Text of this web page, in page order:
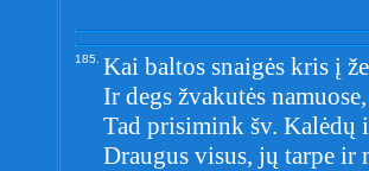
185. Kai baltos snaigės kris į
Ir degs žvakutės namuose,
Tad prisimink šv. Kalėdų
Draugus visus, jų tarpe ir